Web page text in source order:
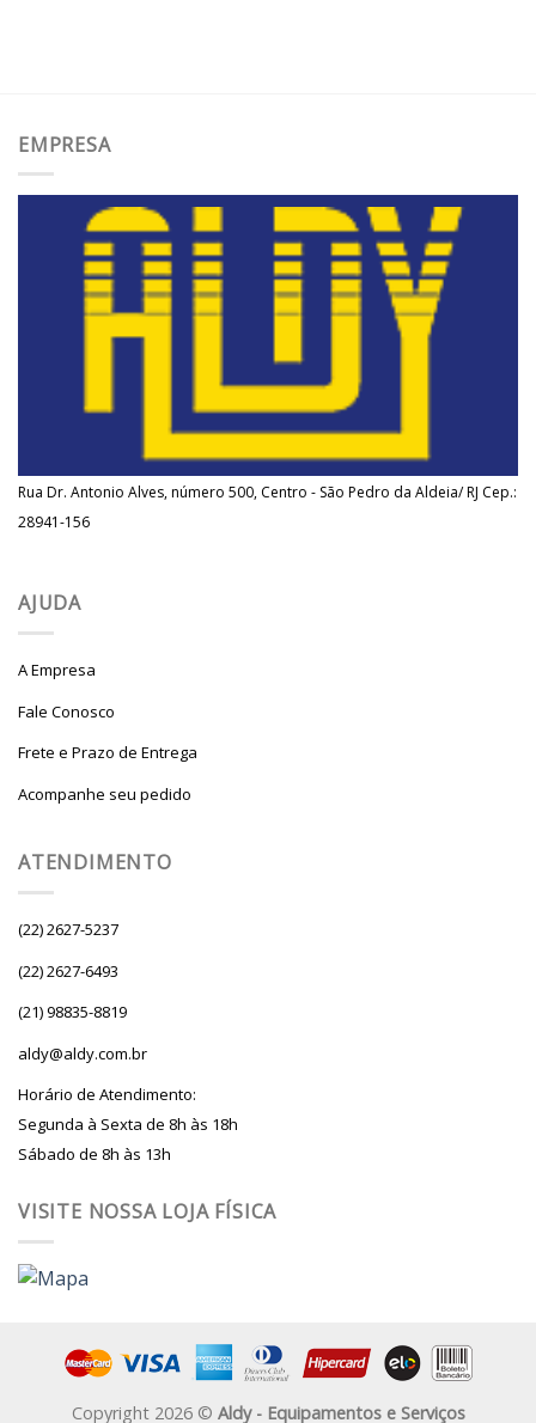
EMPRESA
Rua Dr. Antonio Alves, número 500, Centro - São Pedro da Aldeia/ RJ Cep.:
28941-156
AJUDA
A Empresa
Fale Conosco
Frete e Prazo de Entrega
Acompanhe seu pedido
ATENDIMENTO
(22) 2627-5237
(22) 2627-6493
(21) 98835-8819
aldy@aldy.com.br
Horário de Atendimento:
Segunda à Sexta de 8h às 18h
Sábado de 8h às 13h
VISITE NOSSA LOJA FÍSICA
Copyright 2026 © Aldy - Equipamentos e Serviços